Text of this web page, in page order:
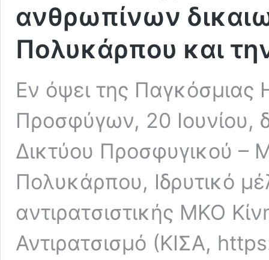
ανθρωπίνων
Πολυκάρπου και
Εν όψει της
Προσφύγων, 20 Ιουνίου,
Δικτύου Προσφυγικού –
Πολυκάρπου, Ιδρυτικό
αντιρατσιστικής ΜΚΟ
Αντιρατσισμό (ΚΙΣΑ,